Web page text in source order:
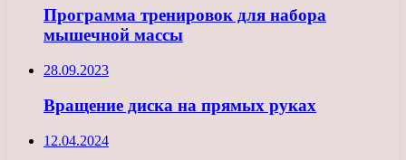
Программа тренировок для набора
мышечной массы
28.09.2023
Вращение диска на прямых руках
12.04.2024